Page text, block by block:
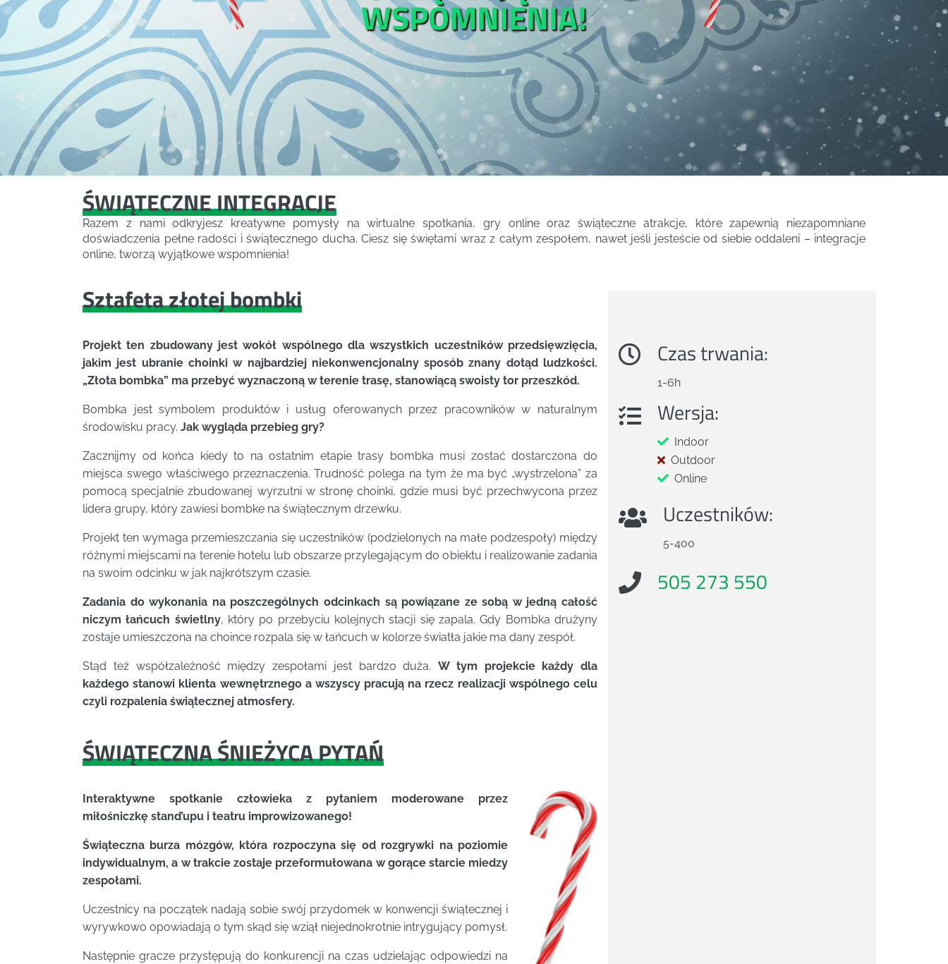
WSPOMNIENIA!
ŚWIĄTECZNE INTEGRACJE
Razem z nami odkryjesz kreatywne pomysły na wirtualne spotkania, gry online oraz świąteczne atrakcje, które zapewnią niezapomniane
doświadczenia pełne radości i świątecznego ducha. Ciesz się świętami wraz z całym zespołem, nawet jeśli jesteście od siebie oddaleni – integracje
online, tworzą wyjątkowe wspomnienia!
Sztafeta złotej bombki
Projekt ten zbudowany jest wokół wspólnego dla wszystkich uczestników przedsięwzięcia,
jakim jest ubranie choinki w najbardziej niekonwencjonalny sposób znany dotąd ludzkości.
„Złota bombka” ma przebyć wyznaczoną w terenie trasę, stanowiącą swoisty tor przeszkód.
Bombka jest symbolem produktów i usług oferowanych przez pracowników w naturalnym
środowisku pracy. Jak wygląda przebieg gry?
Zacznijmy od końca kiedy to na ostatnim etapie trasy bombka musi zostać dostarczona do
miejsca swego właściwego przeznaczenia. Trudność polega na tym że ma być „wystrzelona” za
pomocą specjalnie zbudowanej wyrzutni w stronę choinki, gdzie musi być przechwycona przez
lidera grupy, który zawiesi bombke na świątecznym drzewku.
Projekt ten wymaga przemieszczania się uczestników (podzielonych na małe podzespoły) między
różnymi miejscami na terenie hotelu lub obszarze przylegającym do obiektu i realizowanie zadania
na swoim odcinku w jak najkrótszym czasie.
Zadania do wykonania na poszczególnych odcinkach są powiązane ze sobą w jedną całość
niczym łańcuch świetlny, który po przebyciu kolejnych stacji się zapala. Gdy Bombka drużyny
zostaje umieszczona na choince rozpala się w łańcuch w kolorze światła jakie ma dany zespół.
Stąd też współzależność między zespołami jest bardzo duża. W tym projekcie każdy dla
każdego stanowi klienta wewnętrznego a wszyscy pracują na rzecz realizacji wspólnego celu
czyli rozpalenia świątecznej atmosfery.
ŚWIĄTECZNA ŚNIEŻYCA PYTAŃ
Interaktywne spotkanie człowieka z pytaniem moderowane przez
miłośniczkę stand’upu i teatru improwizowanego!
Świąteczna burza mózgów, która rozpoczyna się od rozgrywki na poziomie
indywidualnym, a w trakcie zostaje przeformułowana w gorące starcie miedzy
zespołami.
Uczestnicy na początek nadają sobie swój przydomek w konwencji świątecznej i
wyrywkowo opowiadają o tym skąd się wziął niejednokrotnie intrygujący pomysł.
Następnie gracze przystępują do konkurencji na czas udzielając odpowiedzi na
Czas trwania:
1-6h
Wersja:
Indoor
Outdoor
Online
Uczestników:
5-400
505 273 550